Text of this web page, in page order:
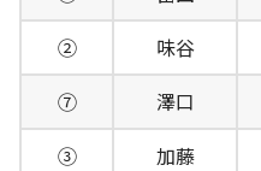
②
味谷
⑦
澤口
③
加藤